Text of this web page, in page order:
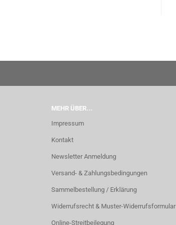
MEHR ÜBER...
Impressum
Kontakt
Newsletter Anmeldung
Versand- & Zahlungsbedingungen
Sammelbestellung / Erklärung
Widerrufsrecht & Muster-Widerrufsformular
Online-Streitbeilegung